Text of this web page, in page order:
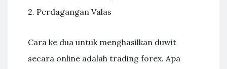
2. Perdagangan Valas
Cara ke dua untuk menghasilkan duwit
secara online adalah trading forex. Apa